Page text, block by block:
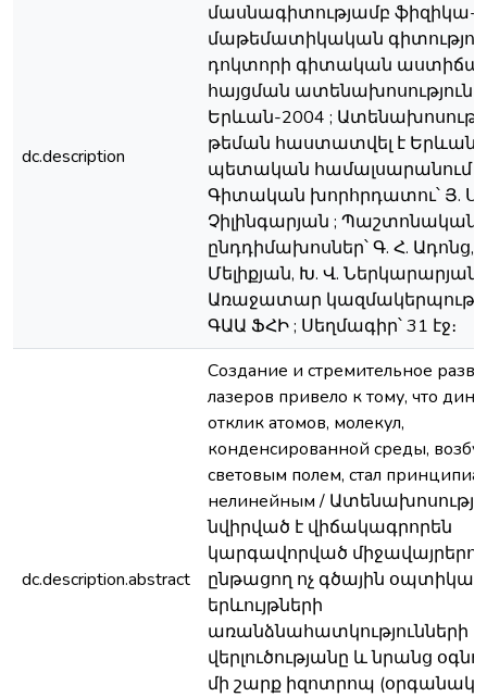
dc.description
մասնագիտությամբ ֆիզիկա-
մաթեմատիկական
դոկտորի գիտական
հայցման ատենախոսություն ;
Երևան-2004 ;
թեման հաստատվել է Երևանի
պետական համալսարանում ;
Գիտական խորհրդատու՝ Յ. Ս.
Չիլինգարյան ; Պաշտոնական
ընդդիմախոսներ՝ Գ. Հ. Ադոնց,
Մելիքյան, Խ. Վ. Ներկարարյան ;
Առաջատար
ԳԱԱ ՖՀԻ ; Սեղմագիր՝ 31 էջ։
dc.description.abstract
Создание и стремительное
лазеров привело к тому, что
отклик атомов, молекул,
конденсированной среды,
световым полем, стал
нелинейным /
նվիրված է վիճակագրորեն
կարգավորված
ընթացող ոչ գծային
երևույթների
առանձնահատկությունների
վերլուծությանը և նրանց
մի շարք իզոտրոպ